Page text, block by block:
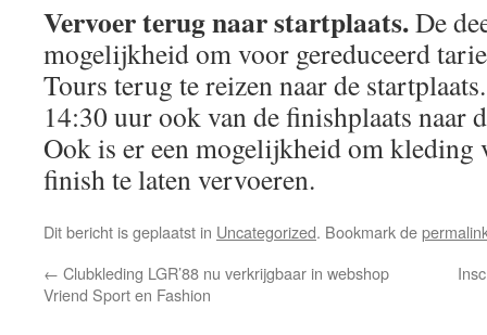
Vervoer terug naar startplaats.De
mogelijkheid om voor gereduceerd
Tours terug te reizen naar de
14:30 uur ook van de finishplaats naar
Ook is er een mogelijkheid om kleding
finish te laten vervoeren.
Dit bericht is geplaatst in Uncategorized. Bookmark de
← Clubkleding LGR’88 nu verkrijgbaar in webshop
Vriend Sport en Fashion